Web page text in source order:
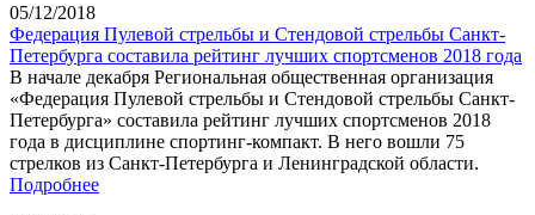
05/12/2018
Федерация Пулевой стрельбы и Стендовой стрельбы Санкт-
Петербурга составила рейтинг лучших спортсменов 2018 года
В начале декабря Региональная общественная организация
«Федерация Пулевой стрельбы и Стендовой стрельбы Санкт-
Петербурга» составила рейтинг лучших спортсменов 2018
года в дисциплине спортинг-компакт. В него вошли 75
стрелков из Санкт-Петербурга и Ленинградской области.
Подробнее